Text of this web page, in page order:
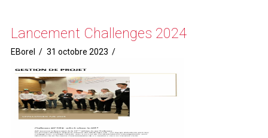
Lancement Challenges 2024
EBorel 31 octobre 2023